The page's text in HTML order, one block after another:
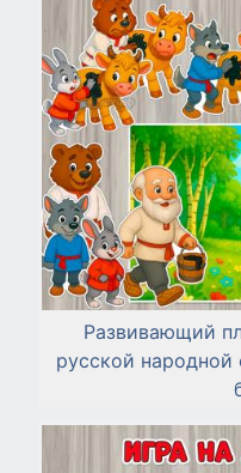
Развивающий
русской